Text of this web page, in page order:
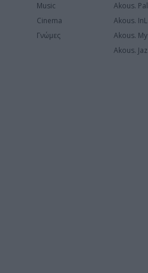
Music
Cinema
Γνώμες
Akous.
Akous.
Akous.
Akous.